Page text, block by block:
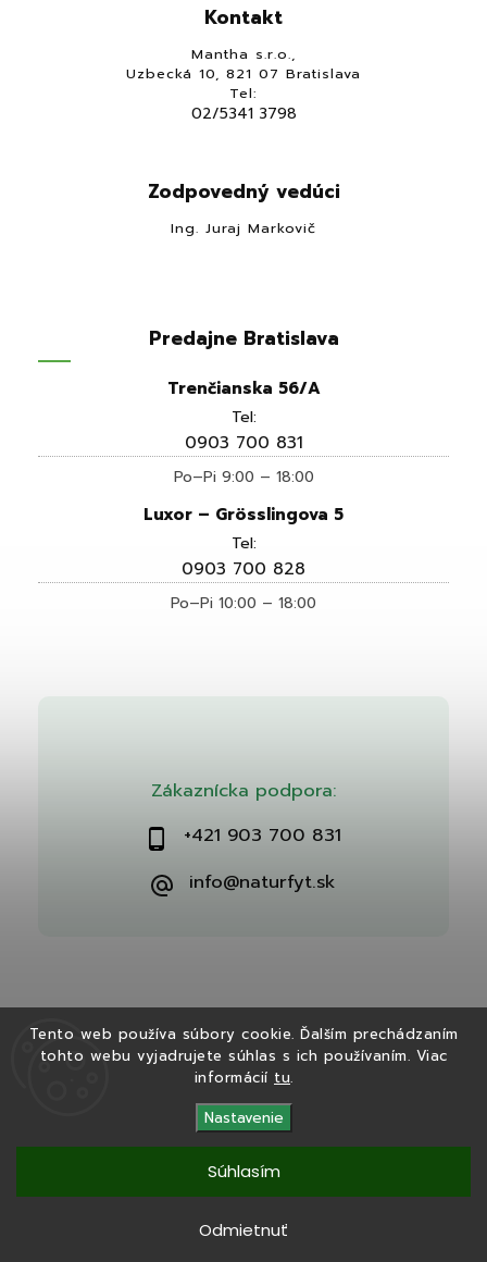
Tento web používa súbory cookie. Ďalším prechádzaním
tohto webu vyjadrujete súhlas s ich používaním. Viac
informácií tu.
Nastavenie
Odmietnuť
Súhlasím
Zákaznícka podpora:
+421 903 700 831
info@naturfyt.sk
Kontakt
Mantha s.r.o.,
Uzbecká 10, 821 07 Bratislava
Tel:
02/5341 3798
Zodpovedný vedúci
Ing. Juraj Markovič
Predajne Bratislava
Trenčianska 56/A
Tel:
0903 700 831
Po–Pi 9:00 – 18:00
Luxor – Grösslingova 5
Tel:
0903 700 828
Po–Pi 10:00 – 18:00
Copyright 2026Naturfyt.sk. Všetky práva vyhradené.
| Design